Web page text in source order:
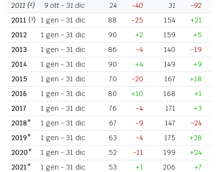
2011 (²) 9 ott - 31 dic 24 -40 31
-92
2011 (³) 1 gen - 31 dic 88 -25 154
+21
2012
1 gen - 31 dic 90 +2 159
+5
2013
1 gen - 31 dic 86 -4 140
-19
2014
1 gen - 31 dic 90 +4 149
+9
2015
1 gen - 31 dic 70 -20 167
+18
2016
1 gen - 31 dic 80 +10 168
+1
2017
1 gen - 31 dic 76 -4 171
+3
2018*
1 gen - 31 dic 67 -9 147
-24
2019*
1 gen - 31 dic 63 -4 175
+28
2020*
1 gen - 31 dic 52 -11 199
+24
2021*
1 gen - 31 dic 53 +1 206
+7